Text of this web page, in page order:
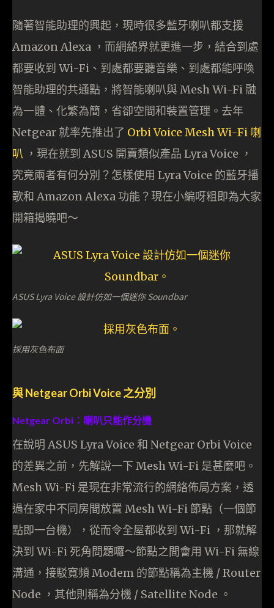
隨著智能助理的興起，現時很多藍牙喇叭都支援
Amazon Alexa ，而網絡界就更進一步，結合到處
都要收到 Wi-Fi、到處都要聽音樂、到處都能呼喚
智能助理的共通點，將智能喇叭與 Mesh Wi-Fi 融
為一體、化繁為簡，省卻空間和裝置管理。去年
Netgear 就率先推出了 Orbi Voice Mesh Wi-Fi 喇
叭 ，現在就到 ASUS 開賣類似產品 Lyra Voice ，
究竟兩者有何分別？怎樣使用 Lyra Voice 的藍牙播
歌和 Amazon Alexa 功能？現在小編呀粗即為大家
開箱揭曉吧～
ASUS Lyra Voice 設計仿如一個迷你 Soundbar
採用灰色布面
與 Netgear Orbi Voice 之分別
Netgear Orbi：喇叭只能作分機
在說明 ASUS Lyra Voice 和 Netgear Orbi Voice
的差異之前，先解說一下 Mesh Wi-Fi 是甚麼吧。
Mesh Wi-Fi 是現在非常流行的網絡佈局方案，透
過在家中不同房間放置 Mesh Wi-Fi 節點（一個節
點即一台機），從而令全屋都收到 Wi-Fi ，那就解
決到 Wi-Fi 死角問題囉～節點之間會用 Wi-Fi 無線
溝通，接駁寬頻 Modem 的節點稱為主機 / Router
Node ，其他則稱為分機 / Satellite Node 。